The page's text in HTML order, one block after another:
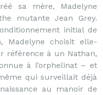
sa mère, Madelyne
mutante Jean Grey.
initial de
Madelyne choisit elle-
référence à un Nathan,
à l’orphelinat – et
qui surveillait déjà
au manoir de